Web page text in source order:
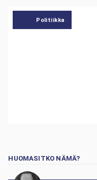
Politiikka
HUOMASITKO NÄMÄ?